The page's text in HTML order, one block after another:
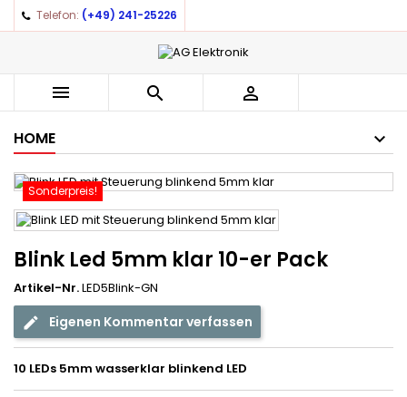
Telefon: (+49) 241-25226
  
HOME
Sonderpreis!
Blink Led 5mm klar 10-er Pack
Artikel-Nr.LED5Blink-GN
Eigenen Kommentar verfassen
10 LEDs 5mm wasserklar blinkend LED